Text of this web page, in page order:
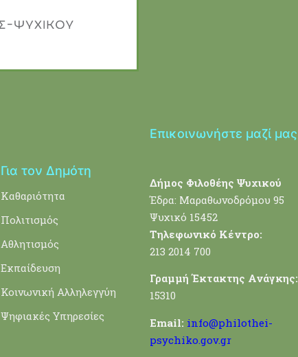
Για τον Δημότη
Καθαριότητα
Πολιτισμός
Αθλητισμός
Εκπαίδευση
Κοινωνική Αλληλεγγύη
Ψηφιακές Υπηρεσίες
Επικοινωνήστε μαζί μας
Δήμος Φιλοθέης Ψυχικού
Έδρα: Μαραθωνοδρόμου 95
Ψυχικό 15452
Τηλεφωνικό Κέντρο:
213 2014 700
Γραμμή Έκτακτης Ανάγκης:
15310
Email: info@philothei-
psychiko.gov.gr